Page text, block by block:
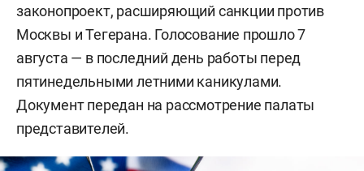
законопроект, расширяющий санкции против
Москвы и Тегерана. Голосование прошло 7
августа — в последний день работы перед
пятинедельными летними каникулами.
Документ передан на рассмотрение палаты
представителей.